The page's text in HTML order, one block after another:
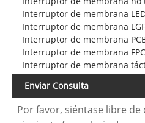
Interruptor de membrana
Interruptor de membrana LGF
Interruptor de membrana
Interruptor de membrana FPC
Interruptor de membrana
Enviar Consulta
Por favor, siéntase libre